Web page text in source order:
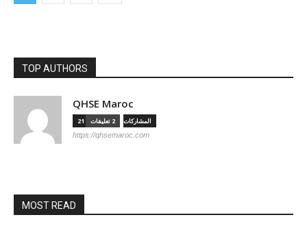
TOP AUTHORS
QHSE Maroc
21 المشاركات 2 تعليقات
https://qhsemaroc.com
MOST READ